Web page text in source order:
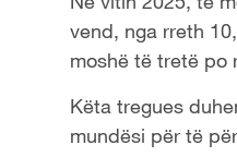
vend, nga rreth
moshë të tretë po
Këta tregues
mundësi për të